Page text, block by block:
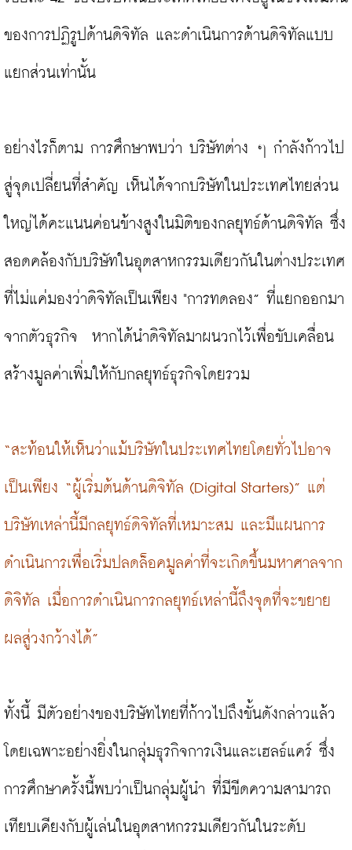
ของการปฏิรูปด้านดิจิทัล และดำเนินการด้านดิจิทัลแบบ
แยกส่วนเท่านั้น
อย่างไรก็ตาม การศึกษาพบว่า บริษัทต่าง ๆ กำลังก้าวไป
สู่จุดเปลี่ยนที่สำคัญ เห็นได้จากบริษัทในประเทศไทยส่วน
ใหญ่ได้คะแนนค่อนข้างสูงในมิติของกลยุทธ์ด้านดิจิทัล ซึ่ง
สอดคล้องกับบริษัทในอุตสาหกรรมเดียวกันในต่างประเทศ
ที่ไม่แค่มองว่าดิจิทัลเป็นเพียง "การทดลอง” ที่แยกออกมา
จากตัวธุรกิจ  หากได้นำดิจิทัลมาผนวกไว้เพื่อขับเคลื่อน
สร้างมูลค่าเพิ่มให้กับกลยุทธ์ธุรกิจโดยรวม
“สะท้อนให้เห็นว่าแม้บริษัทในประเทศไทยโดยทั่วไปอาจ
เป็นเพียง “ผู้เริ่มต้นด้านดิจิทัล (Digital Starters)” แต่
บริษัทเหล่านี้มีกลยุทธ์ดิจิทัลที่เหมาะสม และมีแผนการ
ดำเนินการเพื่อเริ่มปลดล็อคมูลค่าที่จะเกิดขึ้นมหาศาลจาก
ดิจิทัล เมื่อการดำเนินการกลยุทธ์เหล่านี้ถึงจุดที่จะขยาย
ผลสู่วงกว้างได้”
ทั้งนี้ มีตัวอย่างของบริษัทไทยที่ก้าวไปถึงขั้นดังกล่าวแล้ว
โดยเฉพาะอย่างยิ่งในกลุ่มธุรกิจการเงินและเฮลธ์แคร์ ซึ่ง
การศึกษาครั้งนี้พบว่าเป็นกลุ่มผู้นำ ที่มีขีดความสามารถ
เทียบเคียงกับผู้เล่นในอุตสาหกรรมเดียวกันในระดับ